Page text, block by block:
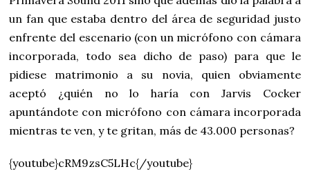
un fan que estaba dentro del área de seguridad justo
enfrente del escenario (con un micrófono con cámara
incorporada, todo sea dicho de paso) para que le
pidiese matrimonio a su novia, quien obviamente
aceptó ¿quién no lo haría con Jarvis Cocker
apuntándote con micrófono con cámara incorporada
mientras te ven, y te gritan, más de 43.000 personas?
{youtube}cRM9zsC5LHc{/youtube}